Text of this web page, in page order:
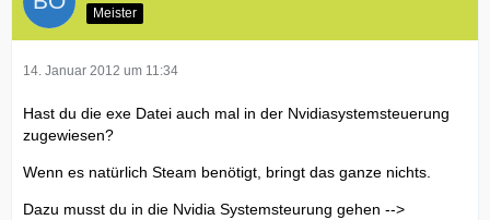
Meister
14. Januar 2012 um 11:34
Hast du die exe Datei auch mal in der Nvidiasystemsteuerung
zugewiesen?
Wenn es natürlich Steam benötigt, bringt das ganze nichts.
Dazu musst du in die Nvidia Systemsteurung gehen -->